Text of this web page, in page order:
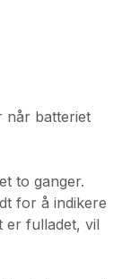
når batteriet
to ganger.
for å indikere
er fulladet, vil